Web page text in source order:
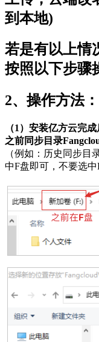
到本地)
若是有以上情
按照以下步骤
2、操作方法：
（1）安装亿方云完
之前同步目录
（例如：历史同步目
中F盘即可，不要选中